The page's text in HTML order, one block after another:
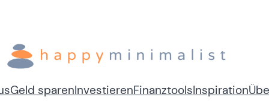
Geld sparenInvestierenFinanztoolsInspiration